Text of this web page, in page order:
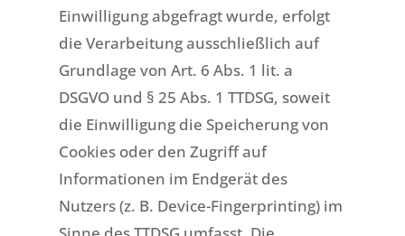
Einwilligung abgefragt wurde, erfolgt
die Verarbeitung ausschließlich auf
Grundlage von Art. 6 Abs. 1 lit. a
DSGVO und § 25 Abs. 1 TTDSG, soweit
die Einwilligung die Speicherung von
Cookies oder den Zugriff auf
Informationen im Endgerät des
Nutzers (z. B. Device-Fingerprinting) im